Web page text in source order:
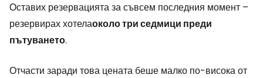
Оставих резервацията за съвсем последния момент –
резервирах хотелаоколо три седмици преди
пътуването.
Отчасти заради това цената беше малко по-висока от